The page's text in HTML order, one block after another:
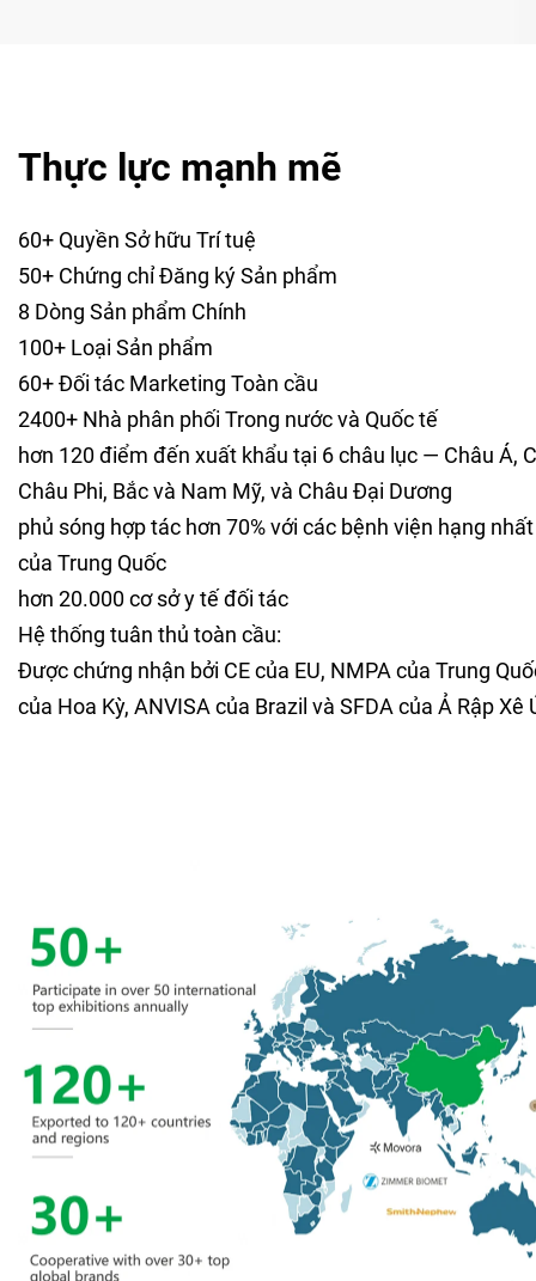
Thực lực mạnh mẽ
60+ Quyền Sở hữu Trí tuệ
50+ Chứng chỉ Đăng ký Sản phẩm
8 Dòng Sản phẩm Chính
100+ Loại Sản phẩm
60+ Đối tác Marketing Toàn cầu
2400+ Nhà phân phối Trong nước và Quốc tế
hơn 120 điểm đến xuất khẩu tại 6 châu lục — Châu Á,
Châu Phi, Bắc và Nam Mỹ, và Châu Đại Dương
phủ sóng hợp tác hơn 70% với các bệnh viện hạng
của Trung Quốc
hơn 20.000 cơ sở y tế đối tác
Hệ thống tuân thủ toàn cầu:
Được chứng nhận bởi CE của EU, NMPA của Trung
của Hoa Kỳ, ANVISA của Brazil và SFDA của Ả Rập Xê